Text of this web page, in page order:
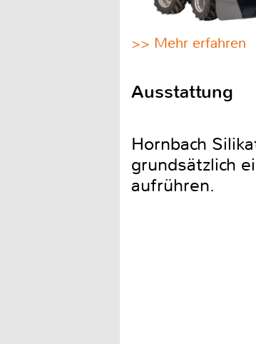
>> Mehr erfahren
Ausstattung
Hornbach
grundsätzlich
aufrühren.